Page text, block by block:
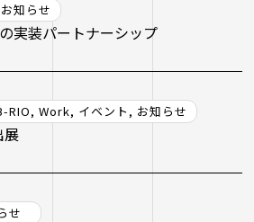
知らせ
実装パートナーシップ
RIO, Work, イベント, お知らせ
展
せ